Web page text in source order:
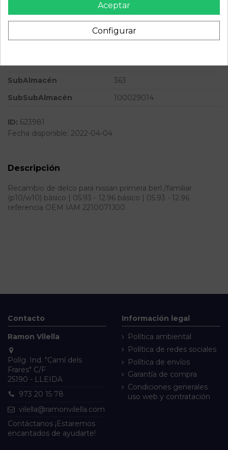
102CV 76KW
(P10/W10) Básico | 05.93 -
Almacén
49349
SubAlmacén
363
SubSubAlmacén
100029014
ID: 623981
Fecha disponible: 2022-04-04
Descripción
Recambio de delco para nissan primera berl./familiar
(p10/w10) básico | 05.93 - 12.96 básico | 05.93 - 12.96
referencia OEM IAM 2210071J00
Contacto
Ramon Vilella
Políg. Ind. "Camí dels
Frares" C/F
25190 - LLEIDA
973 20 15 78
vilella@ramonvilella.com
Contáctanos ¡Estaremos
encantados de ayudarte!
Información legal
Política ambiental
Política de redes sociales
Política de envíos
Garantía de compra
Condiciones generales
uso web y contratación
Aceptar
Configurar